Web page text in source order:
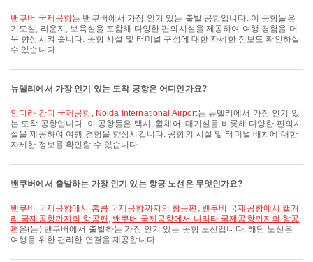
밴쿠버 국제공항는 밴쿠버에서 가장 인기 있는 출발 공항입니다. 이 공항들은
기도실, 라운지, 보육실을 포함해 다양한 편의시설을 제공하여 여행 경험을 더
욱 향상시켜 줍니다. 공항 시설 및 터미널 구성에 대한 자세한 정보도 확인하실
수 있습니다.
뉴델리에서 가장 인기 있는 도착 공항은 어디인가요?
인디라 간디 국제공항, Noida International Airport는 뉴델리에서 가장 인기 있
는 도착 공항입니다. 이 공항들은 택시, 휠체어, 대기실를 비롯해 다양한 편의시
설을 제공하여 여행 경험을 향상시킵니다. 공항의 시설 및 터미널 배치에 대한
자세한 정보를 확인할 수 있습니다.
밴쿠버에서 출발하는 가장 인기 있는 항공 노선은 무엇인가요?
밴쿠버 국제공항에서 홍콩 국제공항까지의 항공편 , 밴쿠버 국제공항에서 캘거
리 국제공항까지의 항공편 , 밴쿠버 국제공항에서 나리타 국제공항까지의 항공
편 은(는) 밴쿠버에서 출발하는 가장 인기 있는 공항 노선입니다. 해당 노선은
여행을 위한 편리한 연결을 제공합니다.